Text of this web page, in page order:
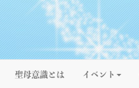
聖母意識とは イベント